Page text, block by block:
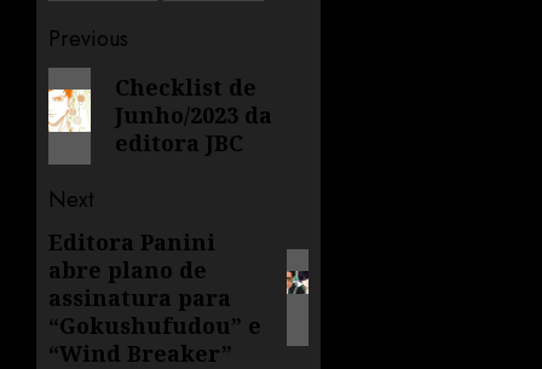
Previous
Checklist de
Junho/2023 da
editora JBC
Next
Editora Panini
abre plano de
assinatura para
“Gokushufudou” e
“Wind Breaker”